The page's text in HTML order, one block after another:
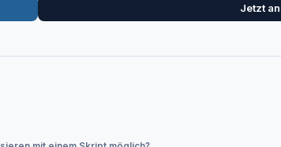
Jetzt